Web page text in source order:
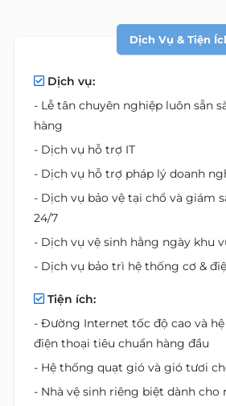
Dịch Vụ & Tiện
Dịch vụ:
- Lễ tân chuyên nghiệp luôn sẵn
hàng
- Dịch vụ hỗ trợ IT
- Dịch vụ hỗ trợ pháp lý doanh
- Dịch vụ bảo vệ tại chổ và giám
24/7
- Dịch vụ vệ sinh hằng ngày khu
- Dịch vụ bảo trì hệ thống cơ &
Tiện ích:
- Đường Internet tốc độ cao và
điện thoại tiêu chuẩn hàng đầu
- Hệ thống quạt gió và gió tươi
- Nhà vệ sinh riêng biệt dành cho